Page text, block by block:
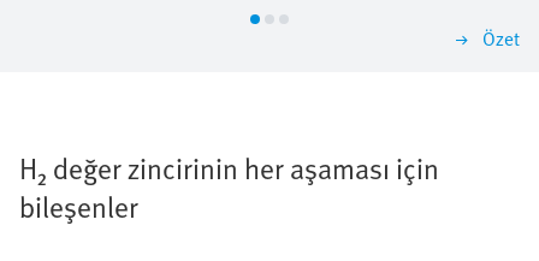
Özet
H₂ değer zincirinin her aşaması için
bileşenler